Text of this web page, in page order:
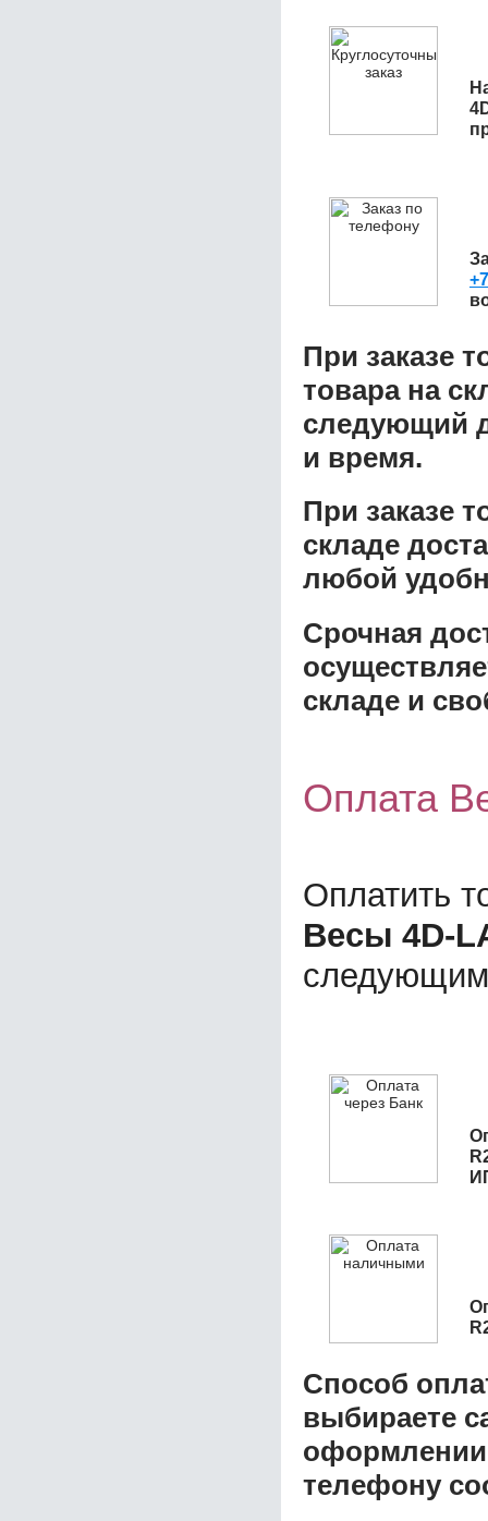
При заказе
товара на
следующий
и время.
При заказе
складе
любой
Срочная
складе и
Оплата
Оплатить
Весы 4D-
Способ
выбираете
оформлении
телефону